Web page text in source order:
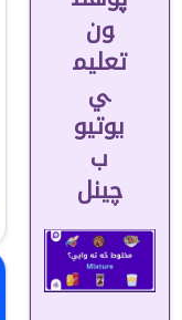
ون
تعلیم
ي
یوتیو
ب
چینل